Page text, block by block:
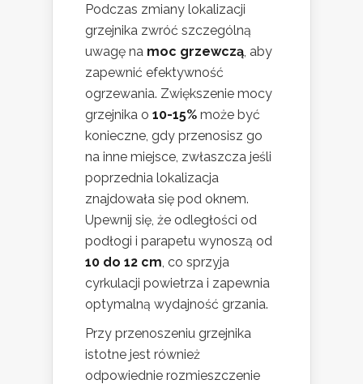
Podczas zmiany lokalizacji
grzejnika zwróć szczególną
uwagę na moc grzewczą , aby
zapewnić efektywność
ogrzewania. Zwiększenie mocy
grzejnika o 10-15% może być
konieczne, gdy przenosisz go
na inne miejsce, zwłaszcza jeśli
poprzednia lokalizacja
znajdowała się pod oknem.
Upewnij się, że odległości od
podłogi i parapetu wynoszą od
10 do 12 cm , co sprzyja
cyrkulacji powietrza i zapewnia
optymalną wydajność grzania.
Przy przenoszeniu grzejnika
istotne jest również
odpowiednie rozmieszczenie